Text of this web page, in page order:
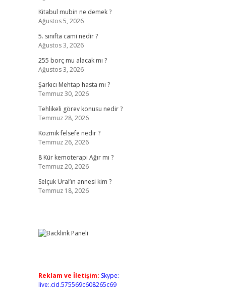
Kitabul mubin ne demek ?
Ağustos 5, 2026
5. sınıfta cami nedir ?
Ağustos 3, 2026
255 borç mu alacak mı ?
Ağustos 3, 2026
Şarkıcı Mehtap hasta mı ?
Temmuz 30, 2026
Tehlikeli görev konusu nedir ?
Temmuz 28, 2026
Kozmik felsefe nedir ?
Temmuz 26, 2026
8 Kür kemoterapi Ağır mı ?
Temmuz 20, 2026
Selçuk Ural’ın annesi kim ?
Temmuz 18, 2026
Reklam ve İletişim: Skype:
live:.cid.575569c608265c69